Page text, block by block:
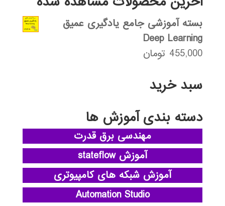
بسته آموزشی جامع یادگیری عمیق
Deep Learning
455,000 تومان
سبد خرید
دسته بندی آموزش ها
مهندسی برق قدرت
آموزش stateflow
آموزش شبکه های کامپیوتری
Automation Studio